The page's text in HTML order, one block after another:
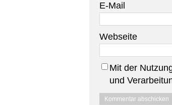
E-Mail
Webseite
Mit der
und